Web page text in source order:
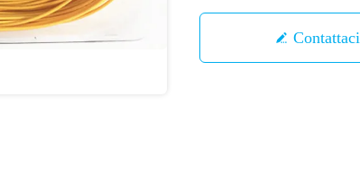
Contattaci